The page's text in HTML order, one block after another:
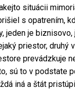
situácii
s opatrením,
jeden je biznisovo,
priestor, druhý
prevádzkuje
sú to v podstate
iná a štát